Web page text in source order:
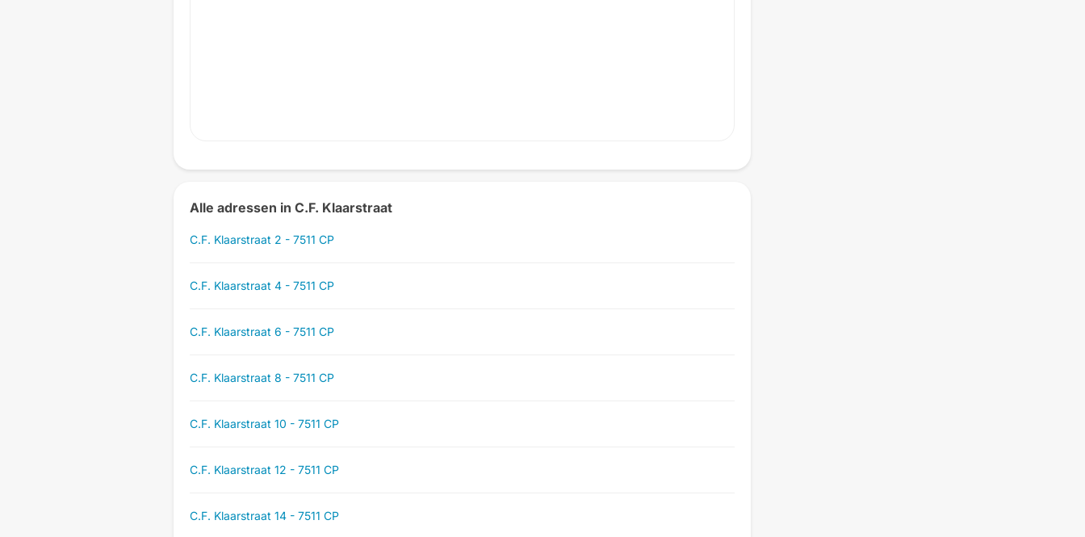
Alle adressen in C.F. Klaarstraat
C.F. Klaarstraat 2 - 7511 CP
C.F. Klaarstraat 4 - 7511 CP
C.F. Klaarstraat 6 - 7511 CP
C.F. Klaarstraat 8 - 7511 CP
C.F. Klaarstraat 10 - 7511 CP
C.F. Klaarstraat 12 - 7511 CP
C.F. Klaarstraat 14 - 7511 CP